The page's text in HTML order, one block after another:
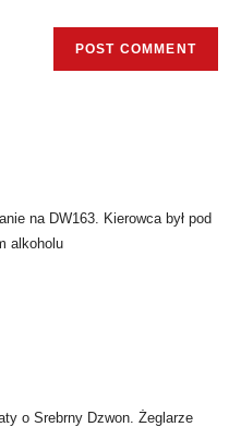
na DW163. Kierowca był pod
alkoholu
o Srebrny Dzwon. Żeglarze